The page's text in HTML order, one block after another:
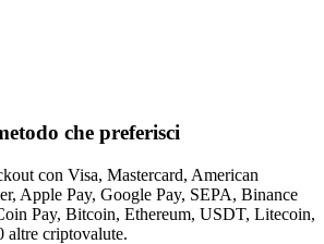
che preferisci
con Visa, Mastercard, American
Apple Pay, Google Pay, SEPA, Binance
Pay, Bitcoin, Ethereum, USDT, Litecoin,
altre criptovalute.